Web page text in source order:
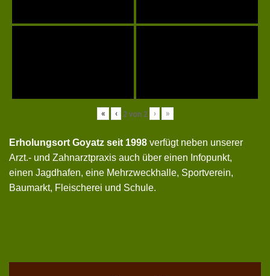
« ‹ 2von 2 › »
Erholungsort Goyatz seit 1998 verfügt neben unserer
Arzt.- und Zahnarztpraxis auch über einen Infopunkt,
einen Jagdhafen, eine Mehrzweckhalle, Sportverein,
Baumarkt, Fleischerei und Schule.